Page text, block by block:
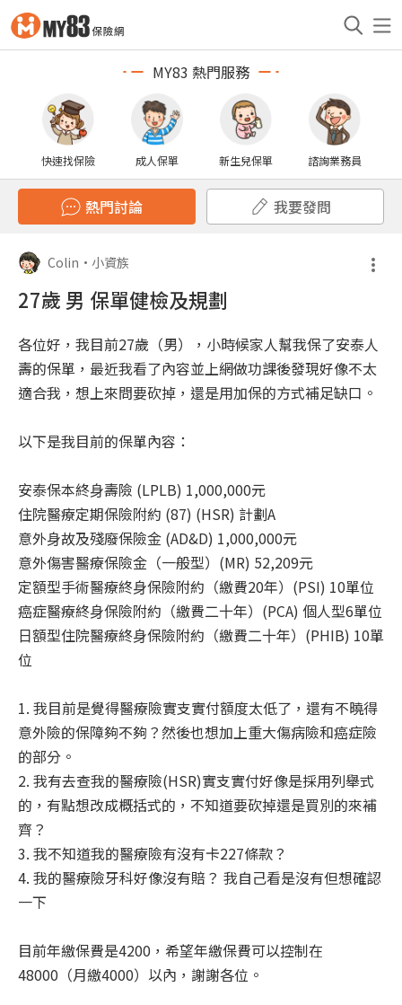
MY83 熱門服務
快速找保險 成人保單 新生兒保單 諮詢業務員
熱門討論 我要發問
Colin • 小資族
27歲 男 保單健檢及規劃
各位好，我目前27歲（男），小時候家人幫我保了安泰人
壽的保單，最近我看了內容並上網做功課後發現好像不太
適合我，想上來問要砍掉，還是用加保的方式補足缺口。
以下是我目前的保單內容：
安泰保本終⾝壽險 (LPLB) 1,000,000元
住院醫療定期保險附約 (87) (HSR) 計劃A
意外⾝故及殘廢保險⾦ (AD&D) 1,000,000元
意外傷害醫療保險⾦（⼀般型）(MR) 52,209元
定額型⼿術醫療終⾝保險附約（繳費20年）(PSI) 10單位
癌症醫療終⾝保險附約（繳費⼆⼗年）(PCA) 個⼈型6單位
⽇額型住院醫療終⾝保險附約（繳費⼆⼗年）(PHIB) 10單
位
1. 我目前是覺得醫療險實支實付額度太低了，還有不曉得
意外險的保障夠不夠？然後也想加上重大傷病險和癌症險
的部分。
2. 我有去查我的醫療險(HSR)實支實付好像是採用列舉式
的，有點想改成概括式的，不知道要砍掉還是買別的來補
齊？
3. 我不知道我的醫療險有沒有卡227條款？
4. 我的醫療險牙科好像沒有賠？ 我自己看是沒有但想確認
一下
目前年繳保費是4200，希望年繳保費可以控制在
48000（月繳4000）以內，謝謝各位。